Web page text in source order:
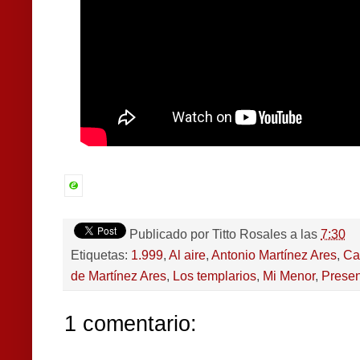
Publicado por Titto Rosales a las 7:30
Etiquetas: 1.999, Al aire, Antonio Martínez Ares,
de Martínez Ares, Los templarios, Mi Menor,
1 comentario: